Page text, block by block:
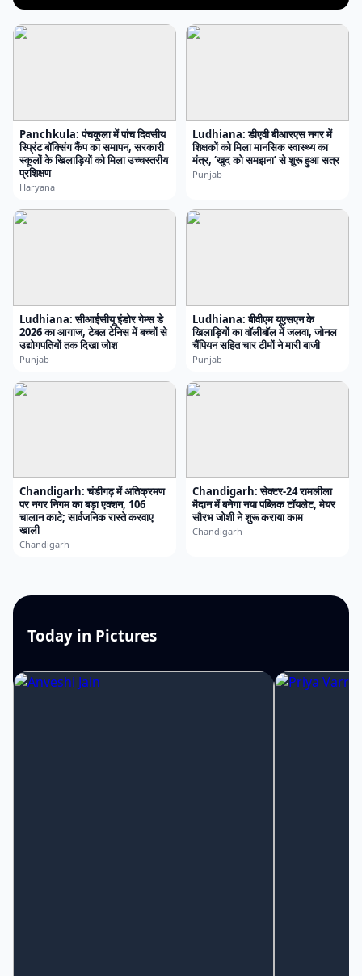
Panchkula: पंचकूला में पांच दिवसीय
स्प्रिंट बॉक्सिंग कैंप का समापन, सरकारी
स्कूलों के खिलाड़ियों को मिला उच्चस्तरीय
प्रशिक्षण
Haryana
Ludhiana: डीएवी बीआरएस नगर में
शिक्षकों को मिला मानसिक स्वास्थ्य का
मंत्र, ‘खुद को समझना’ से शुरू हुआ सत्र
Punjab
Ludhiana: सीआईसीयू इंडोर गेम्स डे
2026 का आगाज, टेबल टेनिस में बच्चों से
उद्योगपतियों तक दिखा जोश
Punjab
Ludhiana: बीवीएम यूएसएन के
खिलाड़ियों का वॉलीबॉल में जलवा, जोनल
चैंपियन सहित चार टीमों ने मारी बाजी
Punjab
Chandigarh: चंडीगढ़ में अतिक्रमण
पर नगर निगम का बड़ा एक्शन, 106
चालान काटे; सार्वजनिक रास्ते करवाए
खाली
Chandigarh
Chandigarh: सेक्टर-24 रामलीला
मैदान में बनेगा नया पब्लिक टॉयलेट, मेयर
सौरभ जोशी ने शुरू कराया काम
Chandigarh
Today in Pictures